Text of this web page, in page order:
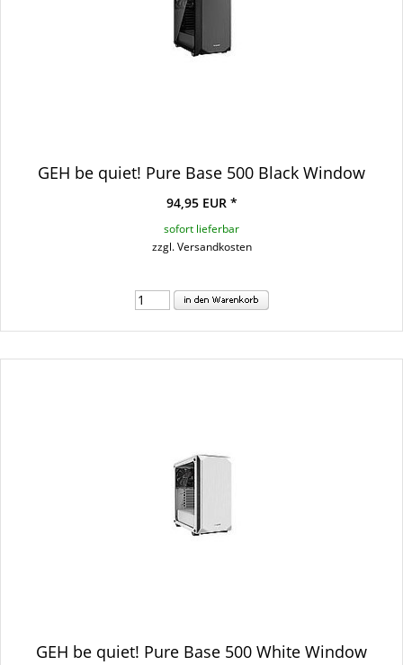
GEH be quiet! Pure Base 500 Black Window
94,95 EUR *
sofort lieferbar
zzgl. Versandkosten
GEH be quiet! Pure Base 500 White Window